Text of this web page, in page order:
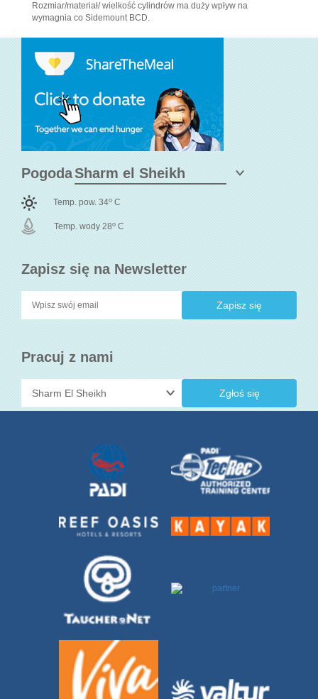
Rozmiar/materiał/ wielkość cylindrów ma duży wpływ na
wymagnia co Sidemount BCD.
Zapisz się na Newsletter
Pracuj z nami
Zgłoś się
Pogoda
Temp. pow. 34o C
Temp. wody 28o C